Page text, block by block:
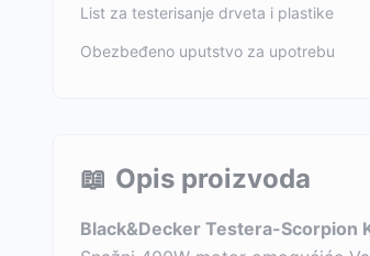
List za testerisanje drveta i plastike
Obezbeđeno uputstvo za upotrebu
📖 Opis proizvoda
Black&Decker Testera-Scorpion